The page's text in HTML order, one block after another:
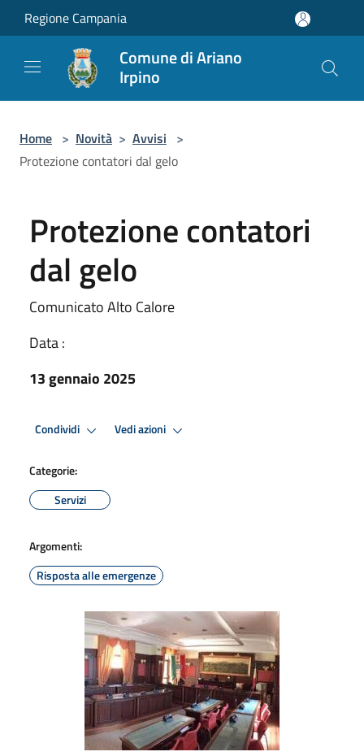
Salta al contenuto principale
Regione Campania
Comune di Ariano
Irpino
Home > Novità > Avvisi >
Protezione contatori dal gelo
Protezione contatori
dal gelo
Comunicato Alto Calore
Data :
13 gennaio 2025
Condividi Vedi azioni
Categorie:
Servizi
Argomenti:
Risposta alle emergenze